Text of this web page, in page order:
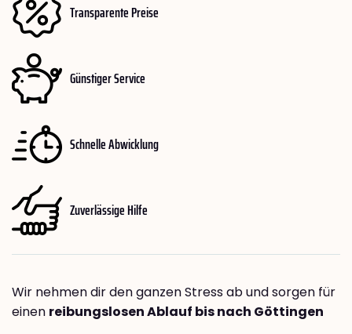
Transparente Preise
Günstiger Service
Schnelle Abwicklung
Zuverlässige Hilfe
Wir nehmen dir den ganzen Stress ab und sorgen für
einen reibungslosen Ablauf bis nach Göttingen